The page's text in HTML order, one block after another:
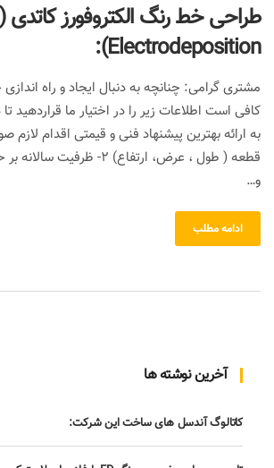
Electrodeposition):
کافی است اطلاعات زیر را در اختیار ما
قطعه ( طول ، عرض، ارتفاع) 2-
و…
ادامه مطلب
آخرین نوشته ها
کاتالوگ آندسل های ساخت این شرکت: